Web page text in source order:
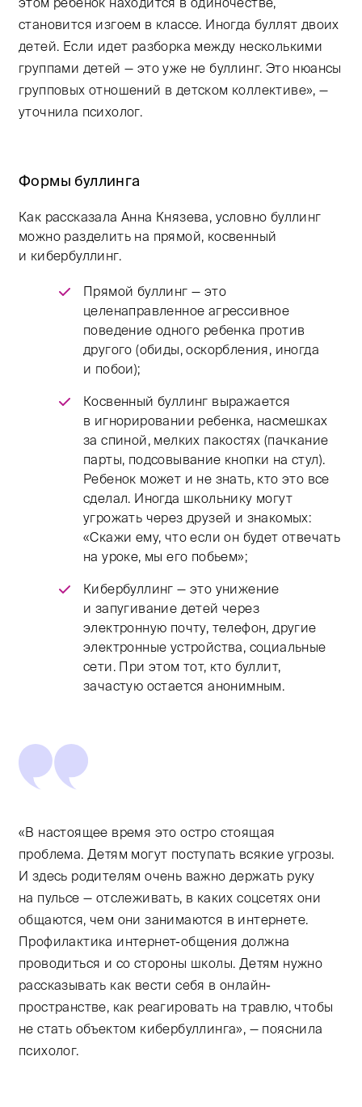
становится изгоем в классе. Иногда буллят двоих
детей. Если идет разборка между несколькими
группами детей — это уже не буллинг. Это нюансы
групповых отношений в детском коллективе», —
уточнила психолог.
Формы буллинга
Как рассказала Анна Князева, условно буллинг
можно разделить на прямой, косвенный
и кибербуллинг.
Прямой буллинг — это
целенаправленное агрессивное
поведение одного ребенка против
другого (обиды, оскорбления, иногда
и побои);
Косвенный буллинг выражается
в игнорировании ребенка, насмешках
за спиной, мелких пакостях (пачкание
парты, подсовывание кнопки на стул).
Ребенок может и не знать, кто это все
сделал. Иногда школьнику могут
угрожать через друзей и знакомых:
«Скажи ему, что если он будет отвечать
на уроке, мы его побьем»;
Кибербуллинг — это унижение
и запугивание детей через
электронную почту, телефон, другие
электронные устройства, социальные
сети. При этом тот, кто буллит,
зачастую остается анонимным.
«В настоящее время это остро стоящая
проблема. Детям могут поступать всякие угрозы.
И здесь родителям очень важно держать руку
на пульсе — отслеживать, в каких соцсетях они
общаются, чем они занимаются в интернете.
Профилактика интернет-общения должна
проводиться и со стороны школы. Детям нужно
рассказывать как вести себя в онлайн-
пространстве, как реагировать на травлю, чтобы
не стать объектом кибербуллинга», — пояснила
психолог.